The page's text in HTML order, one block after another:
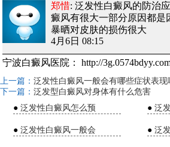
郑惜: 泛发性白癜风的防治
癜风有很大一部分原因都是
暴晒对皮肤的损伤很大
4月6日 08:15
宁波白癜风医院： http://
上一篇： 泛发性白癜风一般会有哪些症状表现
下一篇： 泛发型白癜风对身体有什么危害
●泛发性白癜风怎么预 ●泛
●泛发性白癜风一般会 ●泛